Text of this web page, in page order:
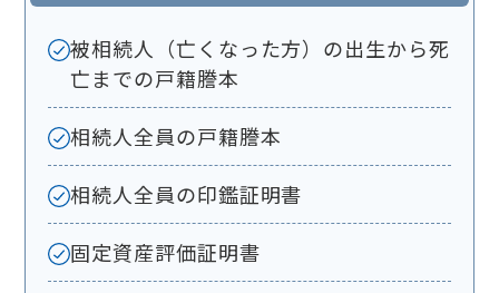
被相続人（亡くなった方）の出生から死
亡までの戸籍謄本
相続人全員の戸籍謄本
相続人全員の印鑑証明書
固定資産評価証明書